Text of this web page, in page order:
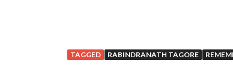
TAGGED RABINDRANATH TAGORE